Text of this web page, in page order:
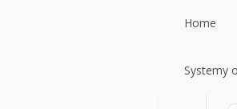
Home
Home
Systemy